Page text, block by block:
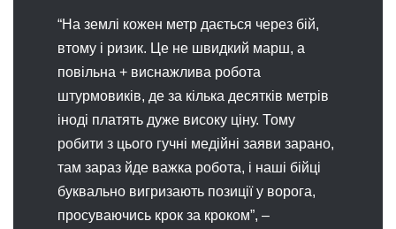
“На землі кожен метр дається через бій,
втому і ризик. Це не швидкий марш, а
повільна + виснажлива робота
штурмовиків, де за кілька десятків метрів
іноді платять дуже високу ціну. Тому
робити з цього гучні медійні заяви зарано,
там зараз йде важка робота, і наші бійці
буквально вигризають позиції у ворога,
просуваючись крок за кроком”, –